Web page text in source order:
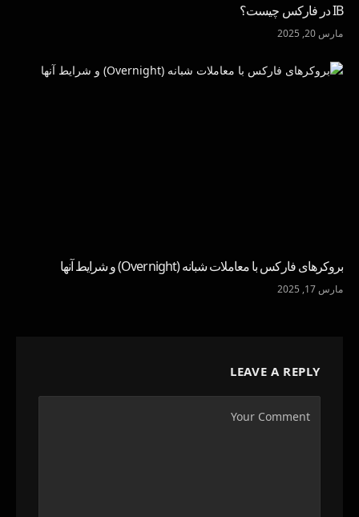
IB در فارکس چیست؟
مارس 20, 2025
بروکرهای فارکس با معاملات شبانه (Overnight) و شرایط آنها
مارس 17, 2025
LEAVE A REPLY